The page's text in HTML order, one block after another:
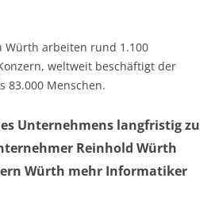
Würth arbeiten rund 1.100
weltweit beschäftigt der
83.000 Menschen.
Unternehmens langfristig zu
Reinhold Würth
Würth mehr Informatiker